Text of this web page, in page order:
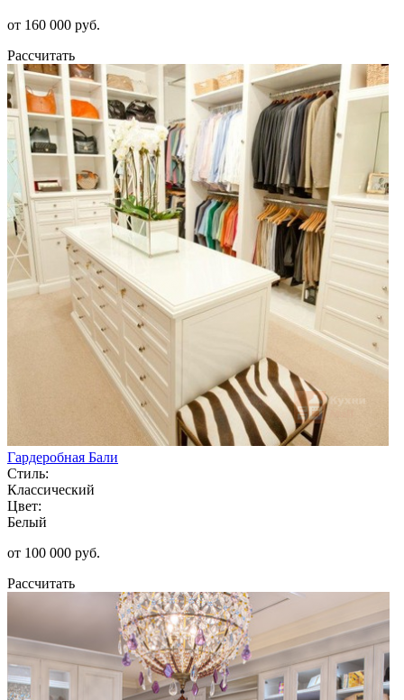
от 160 000 руб.
Рассчитать
Гардеробная Бали
Стиль:
Классический
Цвет:
Белый
от 100 000 руб.
Рассчитать